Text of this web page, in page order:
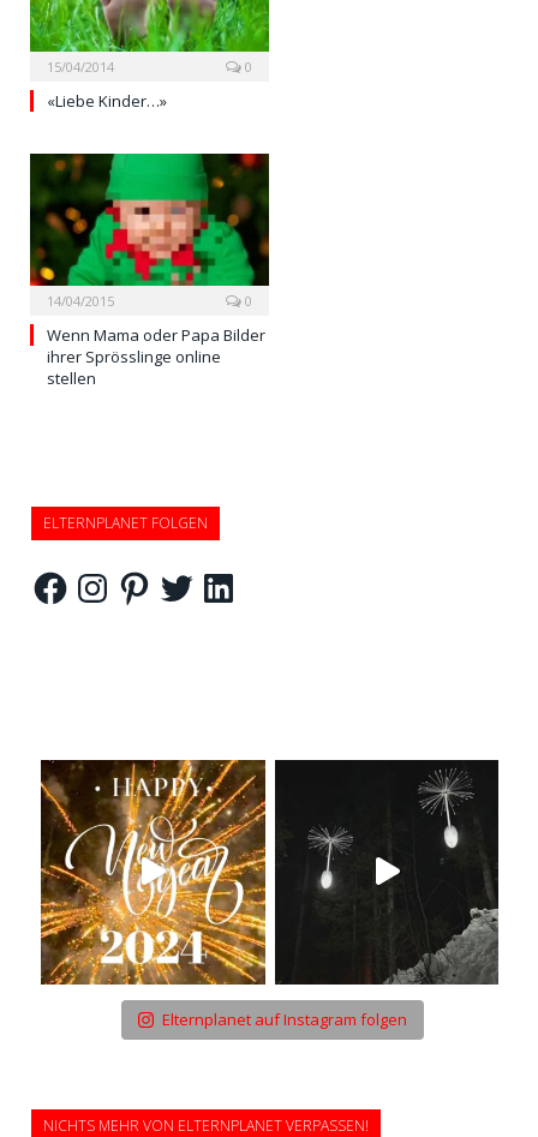
15/04/2014 0
«Liebe Kinder…»
14/04/2015 0
Wenn Mama oder Papa Bilder
ihrer Sprösslinge online
stellen
ELTERNPLANET FOLGEN
FacebookInstagramPinterestTwitterLinkedIn
Elternplanet auf Instagram folgen
NICHTS MEHR VON ELTERNPLANET VERPASSEN!